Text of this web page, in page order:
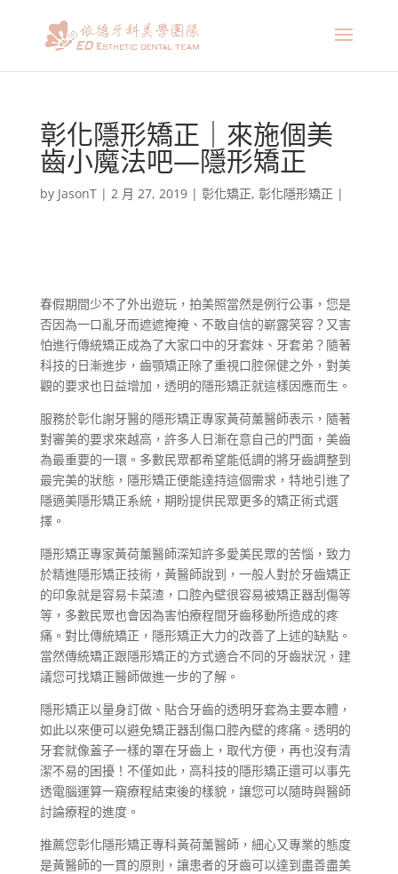
彰化隱形矯正｜來施個美
齒小魔法吧—隱形矯正
by JasonT| 2 月 27, 2019| 彰化矯正, 彰化隱形矯正 |
春假期間少不了外出遊玩，拍美照當然是例行公事，您是
否因為一口亂牙而遮遮掩掩、不敢自信的嶄露笑容？又害
怕進行傳統矯正成為了大家口中的牙套妹、牙套弟？隨著
科技的日漸進步，齒顎矯正除了重視口腔保健之外，對美
觀的要求也日益增加，透明的隱形矯正就這樣因應而生。
服務於彰化謝牙醫的隱形矯正專家黃荷薰醫師表示，隨著
對審美的要求來越高，許多人日漸在意自己的門面，美齒
為最重要的一環。多數民眾都希望能低調的將牙齒調整到
最完美的狀態，隱形矯正便能達持這個需求，特地引進了
隱適美隱形矯正系統，期盼提供民眾更多的矯正術式選
擇。
隱形矯正專家黃荷薰醫師深知許多愛美民眾的苦惱，致力
於精進隱形矯正技術，黃醫師說到，一般人對於牙齒矯正
的印象就是容易卡菜渣，口腔內壁很容易被矯正器刮傷等
等，多數民眾也會因為害怕療程間牙齒移動所造成的疼
痛。對比傳統矯正，隱形矯正大力的改善了上述的缺點。
當然傳統矯正跟隱形矯正的方式適合不同的牙齒狀況，建
議您可找矯正醫師做進一步的了解。
隱形矯正以量身訂做、貼合牙齒的透明牙套為主要本體，
如此以來便可以避免矯正器刮傷口腔內壁的疼痛。透明的
牙套就像蓋子一樣的罩在牙齒上，取代方便，再也沒有清
潔不易的困擾！不僅如此，高科技的隱形矯正還可以事先
透電腦運算一窺療程結束後的樣貌，讓您可以隨時與醫師
討論療程的進度。
推薦您彰化隱形矯正專科黃荷薰醫師，細心又專業的態度
是黃醫師的一貫的原則，讓患者的牙齒可以達到盡善盡美